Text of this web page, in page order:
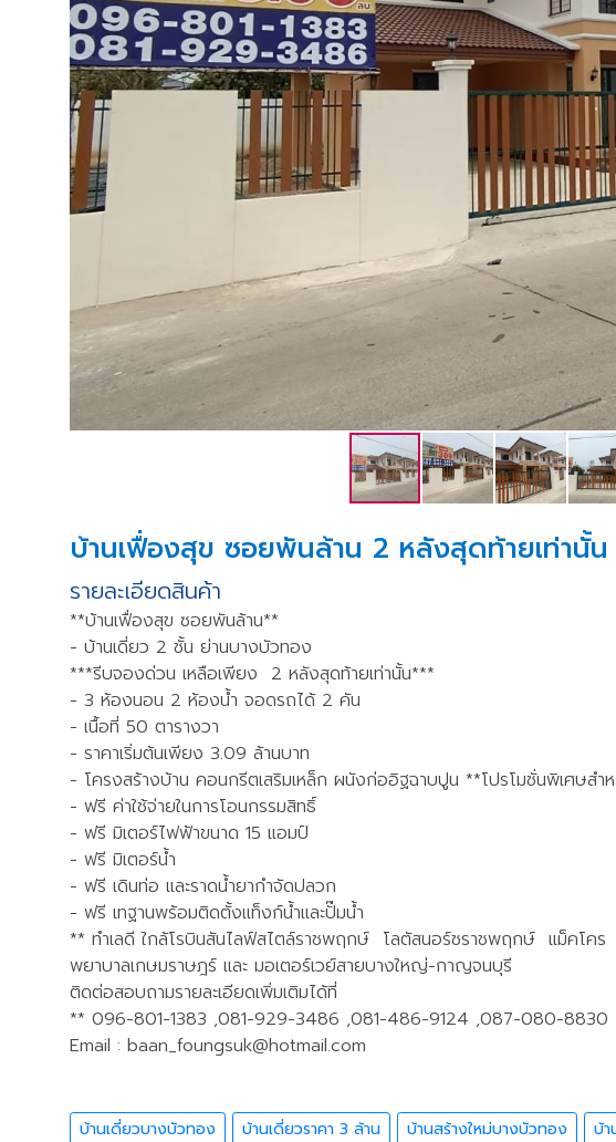
บ้านเฟื่องสุข ซอยพันล้าน 2 หลังสุดท้ายเท่านั้
รายละเอียดสินค้า
**บ้านเฟื่องสุข ซอยพันล้าน**
- บ้านเดี่ยว 2 ชั้น ย่านบางบัวทอง
***รีบจองด่วน เหลือเพียง 2 หลังสุดท้ายเท่านั้น***
- 3 ห้องนอน 2 ห้องน้ำ จอดรถได้ 2 คัน
- เนื้อที่ 50 ตารางวา
- ราคาเริ่มต้นเพียง 3.09 ล้านบาท
- โครงสร้างบ้าน คอนกรีตเสริมเหล็ก ผนังก่ออิฐฉาบปูน **โปรโมชั่นพิเศษสำ
- ฟรี ค่าใช้จ่ายในการโอนกรรมสิทธิ์
- ฟรี มิเตอร์ไฟฟ้าขนาด 15 แอมป์
- ฟรี มิเตอร์น้ำ
- ฟรี เดินท่อ และราดน้ำยากำจัดปลวก
- ฟรี เทฐานพร้อมติดตั้งแท็งก์น้ำและปั๊มน้ำ
** ทำเลดี ใกล้โรบินสันไลฟ์สไตล์ราชพฤกษ์ โลตัสนอร์ชราชพฤกษ์ แม็คโค
พยาบาลเกษมราษฎร์ และ มอเตอร์เวย์สายบางใหญ่-กาญจนบุรี
ติดต่อสอบถามรายละเอียดเพิ่มเติมได้ที่
** 096-801-1383 ,081-929-3486 ,081-486-9124 ,087-080-8830
Email : baan_foungsuk@hotmail.com
บ้านเดี่ยวบางบัวทอง บ้านเดี่ยวราคา 3 ล้าน บ้านสร้างใหม่บางบัวทอง บ้า